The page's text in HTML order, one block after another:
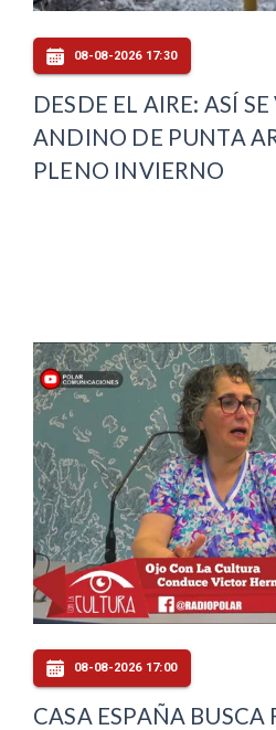
08-08-2026 17:30
DESDE EL AIRE: ASÍ
ANDINO DE PUNTA
PLENO INVIERNO
08-08-2026 17:00
CASA ESPAÑA BUSCA